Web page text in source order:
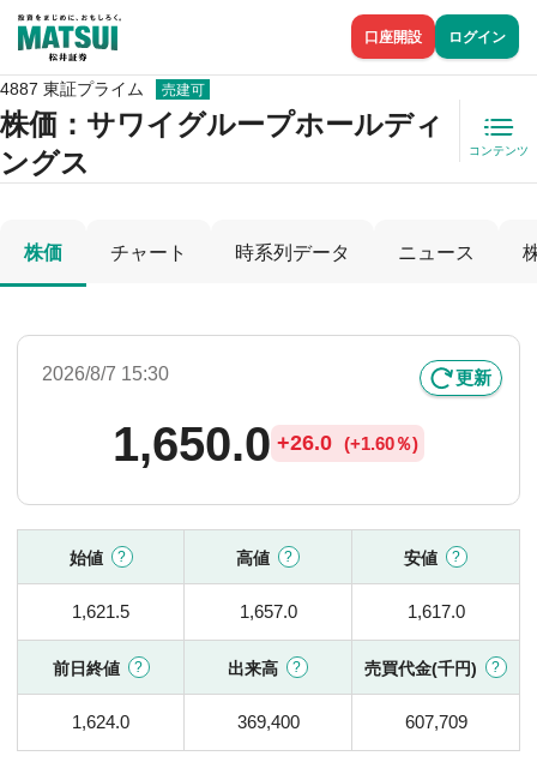
口座開設 ログイン
4887 東証プライム 売建可
株価 ：サワイグループホールディ
ングス
コンテンツ
株価 チャート 時系列データ ニュース
2026/8/7 15:30 更新
1,650.0 +26.0 (+1.60％)
始値 高値 安値
1,621.5 1,657.0 1,617.0
前日終値 出来高 売買代金(千円)
1,624.0 369,400 607,709